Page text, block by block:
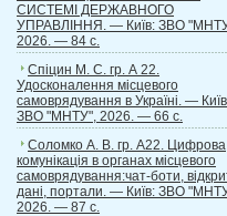
СИСТЕМІ ДЕРЖАВНОГО
УПРАВЛІННЯ. — Київ: ЗВО
2026. — 84 с.
Спіцин М. С. гр. А 22.
Удосконалення місцевого
самоврядування в Україні. —
ЗВО "МНТУ", 2026. — 66 с.
Соломко А. В. гр. А22. Цифрова
комунікація в органах місцевого
самоврядування:чат-боти,
дані, портали. — Київ: ЗВО
2026. — 87 с.